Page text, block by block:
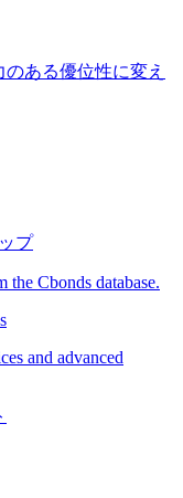
のある優位性に変え
プ
the Cbonds database.
and advanced